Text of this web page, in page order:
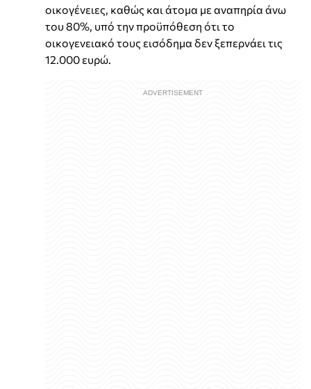
οικογένειες, καθώς και άτομα με αναπηρία άνω
του 80%, υπό την προϋπόθεση ότι το
οικογενειακό τους εισόδημα δεν ξεπερνάει τις
12.000 ευρώ.